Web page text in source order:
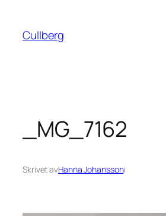
innehåll
Cullberg
_MG_7162
Skrivet avHanna Johanssoni